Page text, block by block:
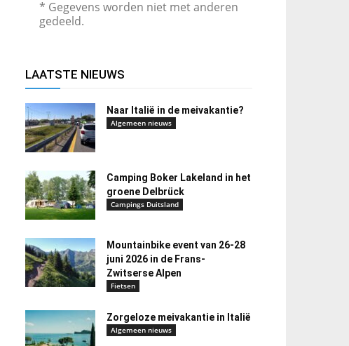
* Gegevens worden niet met anderen
gedeeld.
LAATSTE NIEUWS
Naar Italië in de meivakantie?
Algemeen nieuws
Camping Boker Lakeland in het
groene Delbrück
Campings Duitsland
Mountainbike event van 26-28
juni 2026 in de Frans-
Zwitserse Alpen
Fietsen
Zorgeloze meivakantie in Italië
Algemeen nieuws